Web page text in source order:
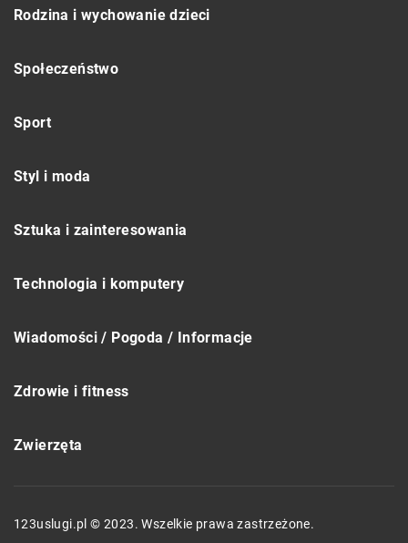
Rodzina i wychowanie dzieci
Społeczeństwo
Sport
Styl i moda
Sztuka i zainteresowania
Technologia i komputery
Wiadomości / Pogoda / Informacje
Zdrowie i fitness
Zwierzęta
123uslugi.pl © 2023. Wszelkie prawa zastrzeżone.